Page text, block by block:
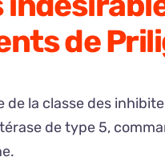
de
de la classe des
de type 5,